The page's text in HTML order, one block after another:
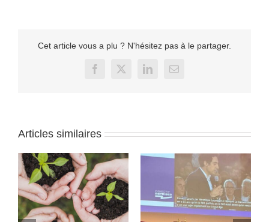
Cet article vous a plu ? N'hésitez pas à le partager.
Facebook
X LinkedInEmail
Articles similaires